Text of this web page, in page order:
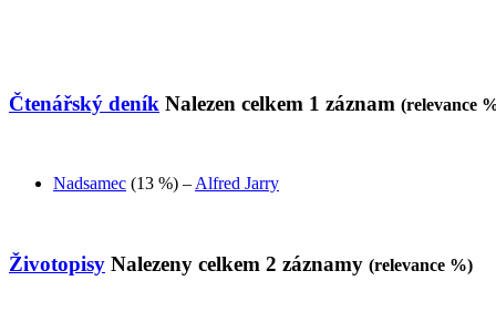
Čtenářský deník Nalezen celkem 1 záznam (relevance
Nadsamec (13 %) – Alfred Jarry
Životopisy Nalezeny celkem 2 záznamy (relevance %)